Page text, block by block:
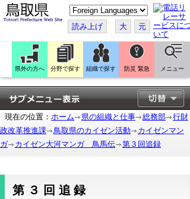
こ
の
ペ
ー
ジ
翻
訳
す
る
読み上げ 大 元
県外の方へ 分野で探す 組織で探す 防災 緊急 メニュー
現在の位置： ホーム 県の組織と仕事 総務部
行財
政改革推進課
鳥取県のカイゼン活動
カイゼンマン
ガ
カイゼン大河マンガ 鳥馬伝 第３回追録
第３回追録